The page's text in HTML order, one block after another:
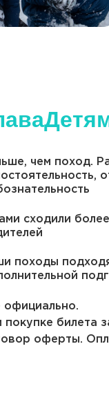
чем поход.
сходили
походы
официально.
покупке билета
оферты.